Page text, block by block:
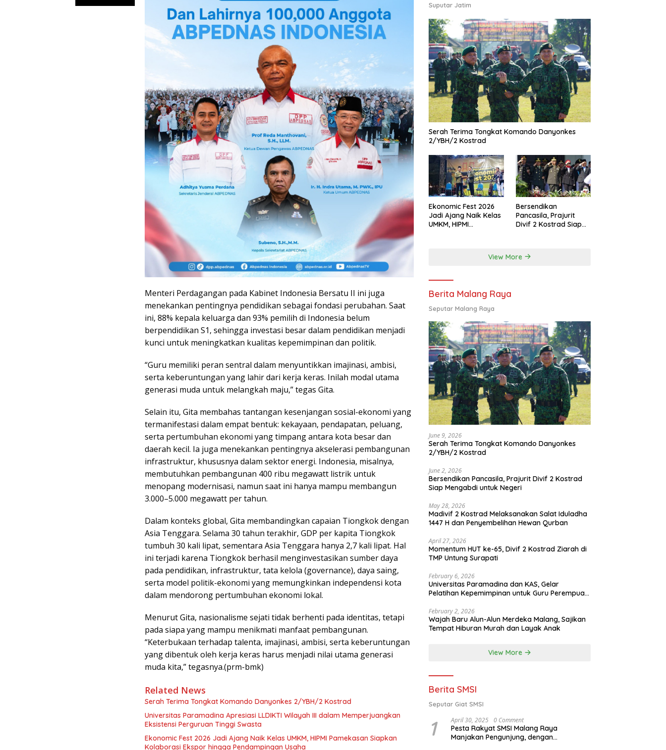
Menteri Perdagangan pada Kabinet Indonesia Bersatu II ini juga
menekankan pentingnya pendidikan sebagai fondasi perubahan. Saat
ini, 88% kepala keluarga dan 93% pemilih di Indonesia belum
berpendidikan S1, sehingga investasi besar dalam pendidikan menjadi
kunci untuk meningkatkan kualitas kepemimpinan dan politik.
“Guru memiliki peran sentral dalam menyuntikkan imajinasi, ambisi,
serta keberuntungan yang lahir dari kerja keras. Inilah modal utama
generasi muda untuk melangkah maju,” tegas Gita.
Selain itu, Gita membahas tantangan kesenjangan sosial-ekonomi yang
termanifestasi dalam empat bentuk: kekayaan, pendapatan, peluang,
serta pertumbuhan ekonomi yang timpang antara kota besar dan
daerah kecil. Ia juga menekankan pentingnya akselerasi pembangunan
infrastruktur, khususnya dalam sektor energi. Indonesia, misalnya,
membutuhkan pembangunan 400 ribu megawatt listrik untuk
menopang modernisasi, namun saat ini hanya mampu membangun
3.000–5.000 megawatt per tahun.
Dalam konteks global, Gita membandingkan capaian Tiongkok dengan
Asia Tenggara. Selama 30 tahun terakhir, GDP per kapita Tiongkok
tumbuh 30 kali lipat, sementara Asia Tenggara hanya 2,7 kali lipat. Hal
ini terjadi karena Tiongkok berhasil menginvestasikan sumber daya
pada pendidikan, infrastruktur, tata kelola (governance), daya saing,
serta model politik-ekonomi yang memungkinkan independensi kota
dalam mendorong pertumbuhan ekonomi lokal.
Menurut Gita, nasionalisme sejati tidak berhenti pada identitas, tetapi
pada siapa yang mampu menikmati manfaat pembangunan.
“Keterbukaan terhadap talenta, imajinasi, ambisi, serta keberuntungan
yang dibentuk oleh kerja keras harus menjadi nilai utama generasi
muda kita,” tegasnya.(prm-bmk)
Related News
Serah Terima Tongkat Komando Danyonkes 2/YBH/2 Kostrad
Universitas Paramadina Apresiasi LLDIKTI Wilayah III dalam Memperjuangkan
Eksistensi Perguruan Tinggi Swasta
Ekonomic Fest 2026 Jadi Ajang Naik Kelas UMKM, HIPMI Pamekasan Siapkan
Kolaborasi Ekspor hingga Pendampingan Usaha
Suputar Jatim
Serah Terima Tongkat Komando Danyonkes
2/YBH/2 Kostrad
Ekonomic Fest 2026
Jadi Ajang Naik Kelas
UMKM, HIPMI
Bersendikan
Pancasila, Prajurit
Divif 2 Kostrad Siap
View More
Berita Malang Raya
Seputar Malang Raya
June 9, 2026
Serah Terima Tongkat Komando Danyonkes
2/YBH/2 Kostrad
June 2, 2026
Bersendikan Pancasila, Prajurit Divif 2 Kostrad
Siap Mengabdi untuk Negeri
May 28, 2026
Madivif 2 Kostrad Melaksanakan Salat Iduladha
1447 H dan Penyembelihan Hewan Qurban
April 27, 2026
Momentum HUT ke-65, Divif 2 Kostrad Ziarah di
TMP Untung Surapati
February 6, 2026
Universitas Paramadina dan KAS, Gelar
Pelatihan Kepemimpinan untuk Guru Perempuan
February 2, 2026
Wajah Baru Alun-Alun Merdeka Malang, Sajikan
Tempat Hiburan Murah dan Layak Anak
View More
Berita SMSI
Seputar Giat SMSI
1 April 30, 2025 0 Comment
Pesta Rakyat SMSI Malang Raya
Manjakan Pengunjung, dengan